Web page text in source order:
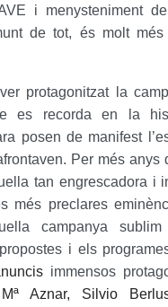
i menysteniment
de tot, és molt més
protagonitzat la
es recorda en la
posen de manifest
Per més anys
tan engrescadora i
més preclares
campanya
i els
immensos
Aznar, Silvio